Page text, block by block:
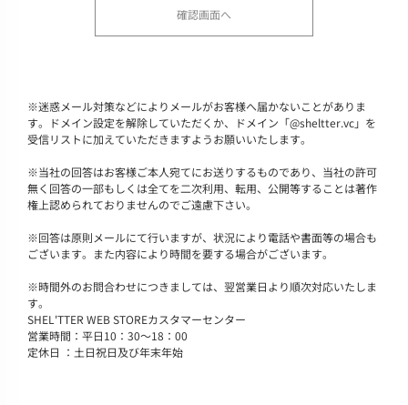
※迷惑メール対策などによりメールがお客様へ届かないことがありま
す。ドメイン設定を解除していただくか、ドメイン「@sheltter.vc」を
受信リストに加えていただきますようお願いいたします。
※当社の回答はお客様ご本人宛てにお送りするものであり、当社の許可
無く回答の一部もしくは全てを二次利用、転用、公開等することは著作
権上認められておりませんのでご遠慮下さい。
※回答は原則メールにて行いますが、状況により電話や書面等の場合も
ございます。また内容により時間を要する場合がございます。
※時間外のお問合わせにつきましては、翌営業日より順次対応いたしま
す。
SHEL'TTER WEB STOREカスタマーセンター
営業時間：平日10：30～18：00
定休日 ：土日祝日及び年末年始